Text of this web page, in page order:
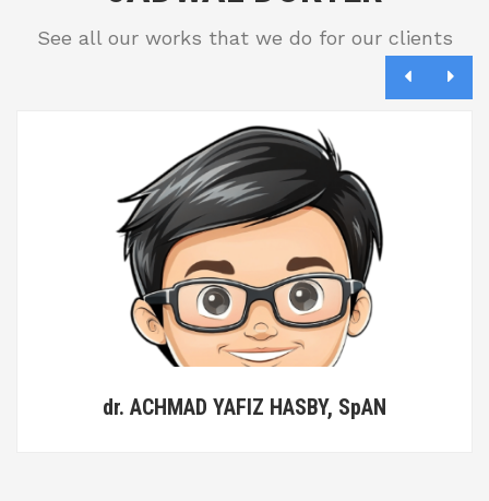
See all our works that we do for our clients
dr. ACHMAD YAFIZ HASBY, SpAN